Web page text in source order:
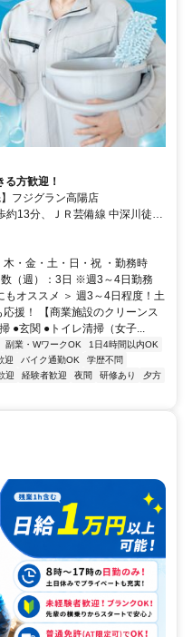
方歓迎！
フジグラン高陽店
約13分、ＪＲ芸備線 中深川徒歩
★車・バイク通勤可
・金・土・日・祝 ・勤務時
（週）：3日 ※週3～4日勤務
もオススメ ＞ 週3～4日程度！土
援！ 【商業施設のクリーンス
●玄関 ●トイレ清掃（女子...
副業・WワークOK
1日4時間以内OK
迎 バイク通勤OK
学歴不問
迎 経験者歓迎 夜間 研修あり
夕方